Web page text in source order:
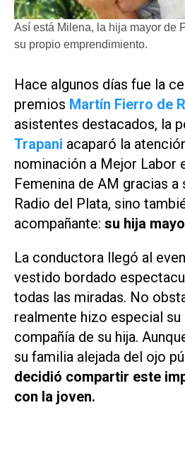
Así está Milena, la hija mayor de
su propio emprendimiento.
Hace algunos días fue la
premios Martín Fierro de
asistentes destacados, la
Trapani acaparó la
nominación a Mejor Labor
Femenina de AM gracias a
Radio del Plata, sino
acompañante: su hija
La conductora llegó al
vestido bordado
todas las miradas. No
realmente hizo especial
compañía de su hija.
su familia alejada del ojo
decidió compartir este
con la joven.